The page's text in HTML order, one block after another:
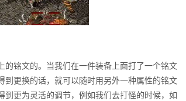
铭文的。当我们在一件装备上面打了一个铭文
更换的话，就可以随时用另外一种属性的铭文
更为灵活的调节，例如我们去打怪的时候，如